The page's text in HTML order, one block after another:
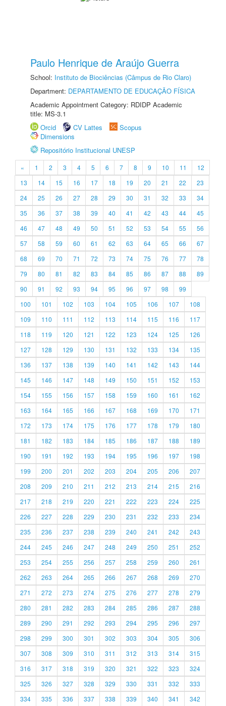
Paulo Henrique de Araújo Guerra
School: Instituto de Biociências (Câmpus de Rio Claro)
Department: DEPARTAMENTO DE EDUCAÇÃO FÍSICA
Academic Appointment Category: RDIDP Academic
title: MS-3.1
Orcid
CV Lattes
Scopus
Dimensions
Repositório Institucional UNESP
« 1 2 3 4 5 6 7 8 9 10 11
12
13
14 15 16 17 18 19 20 21 22
23
24
25 26 27 28 29 30 31 32 33
34
35
36 37 38 39 40 41 42 43 44
45
46
47 48 49 50 51 52 53 54 55
56
57
58 59 60 61 62 63 64 65 66
67
68
69 70 71 72 73 74 75 76 77
78
79
80 81 82 83 84 85 86 87 88
89
90
91 92 93 94 95 96 97 98
99
100
101 102 103 104 105 106 107
108
109
110 111 112 113 114 115 116
117
118
119 120 121 122 123 124 125
126
127
128 129 130 131 132 133 134
135
136
137 138 139 140 141 142 143
144
145
146 147 148 149 150 151 152
153
154
155 156 157 158 159 160 161
162
163
164 165 166 167 168 169 170
171
172
173 174 175 176 177 178 179
180
181
182 183 184 185 186 187 188
189
190
191 192 193 194 195 196 197
198
199
200 201 202 203 204 205 206
207
208
209 210 211 212 213 214 215
216
217
218 219 220 221 222 223 224
225
226
227 228 229 230 231 232 233
234
235
236 237 238 239 240 241 242
243
244
245 246 247 248 249 250 251
252
253
254 255 256 257 258 259 260
261
262
263 264 265 266 267 268 269
270
271
272 273 274 275 276 277 278
279
280
281 282 283 284 285 286 287
288
289
290 291 292 293 294 295 296
297
298
299 300 301 302 303 304 305
306
307
308 309 310 311 312 313 314
315
316
317 318 319 320 321 322 323
324
325
326 327 328 329 330 331 332
333
334
335 336 337 338 339 340 341 342